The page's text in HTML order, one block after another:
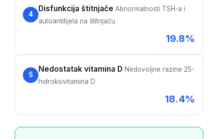
4
Disfunkcija štitnjače Abnormalnosti TSH-a i
autoantitijela na štitnjaču
19.8%
5
Nedostatak vitamina D Nedovoljne razine 25-
hidroksivitamina D
18.4%
ភាសាខ្មែរ
Українська